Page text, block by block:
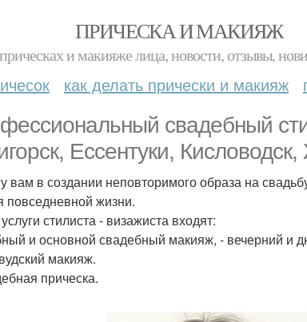
ПРИЧЕСКА И МАКИЯЖ
и макияже лица, новости, отзывы,
как делать прически и макияж
свадебный
Ессентуки,
вам в создании неповторимого образа на
повседневной жизни.
стилиста - визажиста входят:
и основной свадебный макияж, - вечерний и
макияж.
прическа.